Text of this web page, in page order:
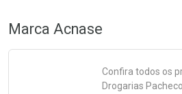
Marca Acnase
Confira todos os
Drogarias